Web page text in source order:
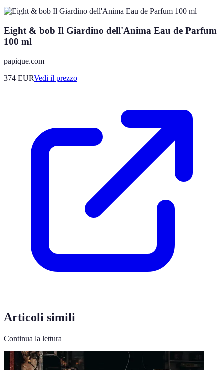
Eight & bob Il Giardino dell'Anima Eau de Parfum
100 ml
papique.com
374 EURVedi il prezzo
Articoli simili
Continua la lettura